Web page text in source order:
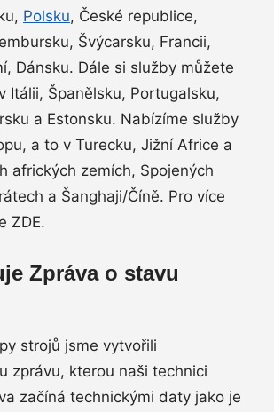
Polsku, České republice,
Švýcarsku, Francii,
Dánsku. Dále si služby můžete
Itálii, Španělsku, Portugalsku,
a Estonsku. Nabízíme služby
a to v Turecku, Jižní Africe a
afrických zemích, Spojených
a Šanghaji/Číně. Pro více
ZDE.
Zpráva o stavu
strojů jsme vytvořili
zprávu, kterou naši technici
začíná technickými daty jako je